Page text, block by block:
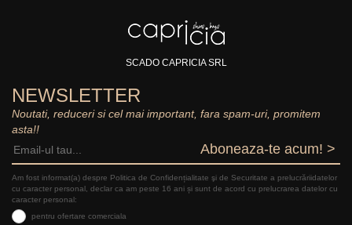
SCADO CAPRICIA SRL
NEWSLETTER
Noutati, reduceri si cel mai important, fara spam-uri, promitem
asta!!
Aboneaza-te acum! >
Am fost informat(a) despre Politica de Confidențialitate şi de Securitate a prelucrăriidatelor
cu caracter personal, declar ca am peste 16 ani și sunt de acord cu prelucrarea datelor cu
caracter personal:
pentru ofertare comerciala